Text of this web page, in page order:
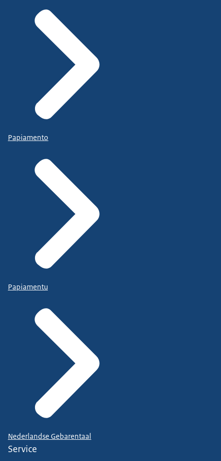
Papiamento
Papiamentu
Nederlandse Gebarentaal
Service